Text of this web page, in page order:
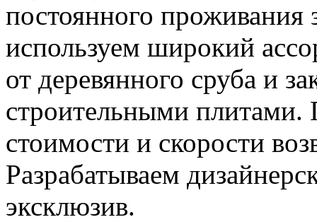
постоянного
используем широкий
от деревянного сруба и
строительными
стоимости и скорости
Разрабатываем
эксклюзив.